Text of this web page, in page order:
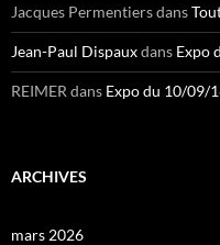
Jacques Permentiersdans
Jean-Paul Dispauxdans Expo
REIMER dans Expo du 10/09/
ARCHIVES
mars 2026